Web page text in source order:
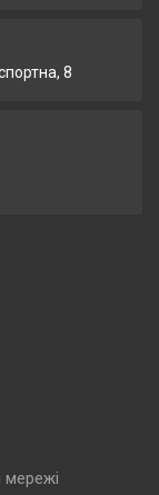
8
мережі